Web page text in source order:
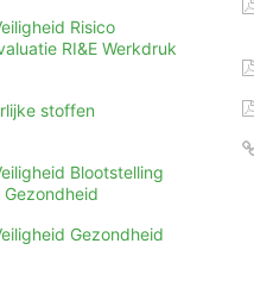
Risico
RI&E Werkdruk
stoffen
Blootstelling
Gezondheid